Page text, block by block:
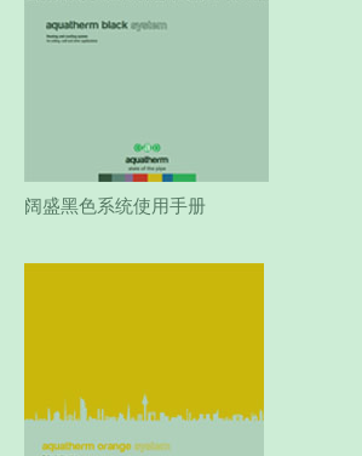
阔盛黑色系统使用手册